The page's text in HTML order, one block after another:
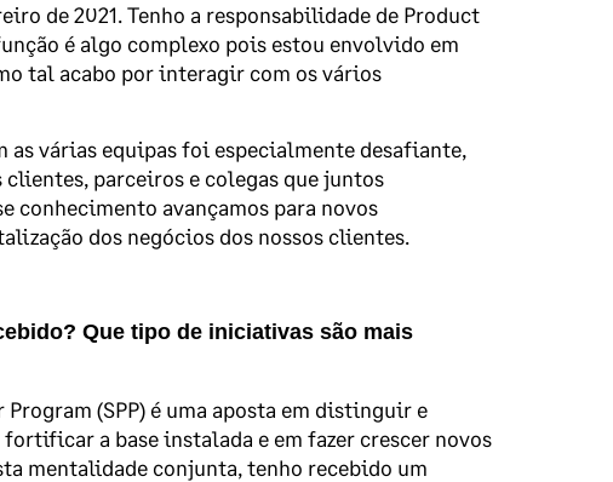
de 2021. Tenho a responsabilidade de Product
é algo complexo pois estou envolvido em
tal acabo por interagir com os vários
várias equipas foi especialmente desafiante,
parceiros e colegas que juntos
conhecimento avançamos para novos
dos negócios dos nossos clientes.
Que tipo de iniciativas são mais
(SPP) é uma aposta em distinguir e
a base instalada e em fazer crescer novos
mentalidade conjunta, tenho recebido um